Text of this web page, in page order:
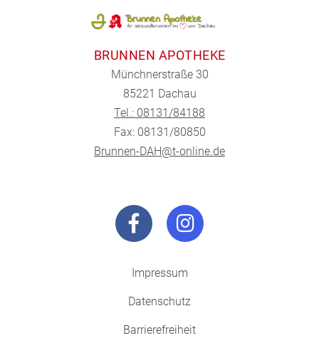
BRUNNEN APOTHEKE
Münchnerstraße 30
85221 Dachau
Tel.: 08131/84188
Fax: 08131/80850
Brunnen-DAH@t-online.de
Impressum
Datenschutz
Barrierefreiheit